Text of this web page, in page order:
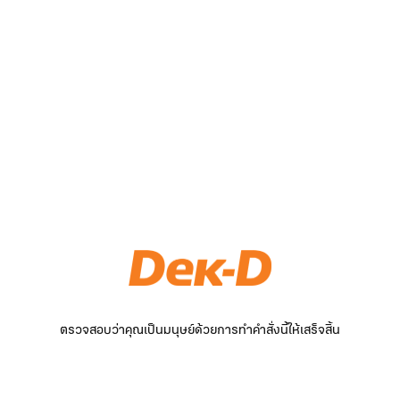
ตรวจสอบว่าคุณเป็นมนุษย์ด้วยการทำคำสั่งนี้ให้เสร็จสิ้น